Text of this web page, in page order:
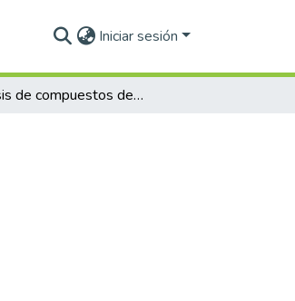
Iniciar sesión
Síntesis de compuestos de ZnO/ZnS/CuS para estudio de la fotoactividad bajo irradiación visible